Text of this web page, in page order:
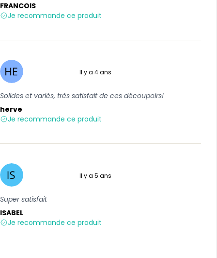
FRANCOIS
Je recommande ce produit
Il y a 4 ans
Solides et variés, très satisfait de ces découpoirs!
herve
Je recommande ce produit
Il y a 5 ans
Super satisfait
ISABEL
Je recommande ce produit